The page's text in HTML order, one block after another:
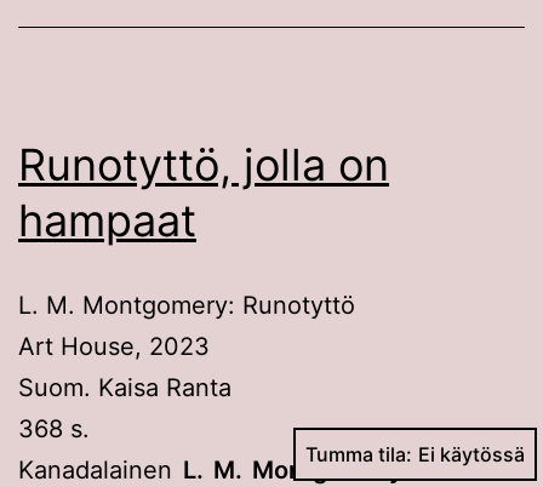
Runotyttö, jolla on
hampaat
L. M. Montgomery: Runotyttö
Art House, 2023
Suom. Kaisa Ranta
368 s.
Kanadalainen L. M. Montgomerytunnettiin
Tumma tila: